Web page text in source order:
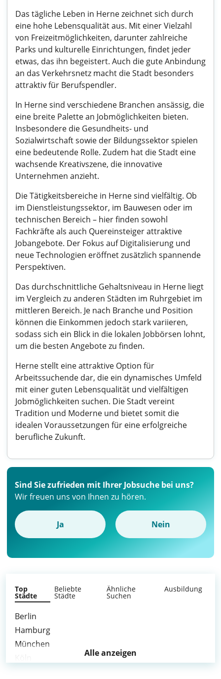
Das tägliche Leben in Herne zeichnet sich durch
eine hohe Lebensqualität aus. Mit einer Vielzahl
von Freizeitmöglichkeiten, darunter zahlreiche
Parks und kulturelle Einrichtungen, findet jeder
etwas, das ihn begeistert. Auch die gute Anbindung
an das Verkehrsnetz macht die Stadt besonders
attraktiv für Berufspendler.
In Herne sind verschiedene Branchen ansässig, die
eine breite Palette an Jobmöglichkeiten bieten.
Insbesondere die Gesundheits- und
Sozialwirtschaft sowie der Bildungssektor spielen
eine bedeutende Rolle. Zudem hat die Stadt eine
wachsende Kreativszene, die innovative
Unternehmen anzieht.
Die Tätigkeitsbereiche in Herne sind vielfältig. Ob
im Dienstleistungssektor, im Bauwesen oder im
technischen Bereich – hier finden sowohl
Fachkräfte als auch Quereinsteiger attraktive
Jobangebote. Der Fokus auf Digitalisierung und
neue Technologien eröffnet zusätzlich spannende
Perspektiven.
Das durchschnittliche Gehaltsniveau in Herne liegt
im Vergleich zu anderen Städten im Ruhrgebiet im
mittleren Bereich. Je nach Branche und Position
können die Einkommen jedoch stark variieren,
sodass sich ein Blick in die lokalen Jobbörsen lohnt,
um die besten Angebote zu finden.
Herne stellt eine attraktive Option für
Arbeitssuchende dar, die ein dynamisches Umfeld
mit einer guten Lebensqualität und vielfältigen
Jobmöglichkeiten suchen. Die Stadt vereint
Tradition und Moderne und bietet somit die
idealen Voraussetzungen für eine erfolgreiche
berufliche Zukunft.
Sind Sie zufrieden mit Ihrer Jobsuche bei uns?
Wir freuen uns von Ihnen zu hören.
Ja Nein
Top
Städte
Beliebte
Städte
Ähnliche
Suchen
Ausbildung
Berlin
Hamburg
München
Alle anzeigen